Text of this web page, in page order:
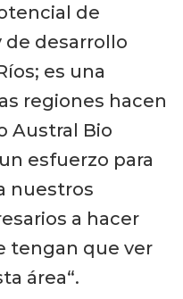
de
de desarrollo
es una
regiones hacen
Austral Bio
esfuerzo para
nuestros
a hacer
tengan que ver
área“.